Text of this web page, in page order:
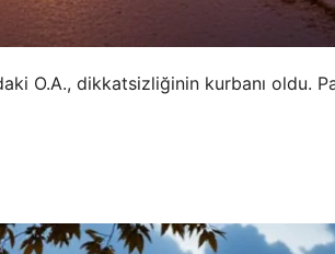
O.A., dikkatsizliğinin kurbanı oldu.